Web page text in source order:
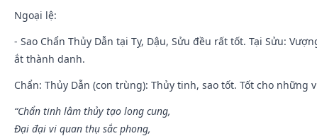
Ngoại lệ:
- Sao Chẩn Thủy Dẫn tại Tỵ, Dậu, Sửu đều rất tốt. Tại Sửu:
ắt thành danh.
Chẩn: Thủy Dẫn (con trùng): Thủy tinh, sao tốt. Tốt cho
“Chẩn tinh lâm thủy tạo long cung,
Đại đại vi quan thụ sắc phong,